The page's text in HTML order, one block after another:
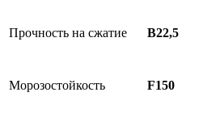
Прочность на сжатие В22,5
Морозостойкость F150